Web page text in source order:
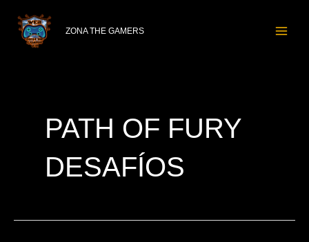
contenido
ZONA THE GAMERS
PATH OF FURY
DESAFÍOS